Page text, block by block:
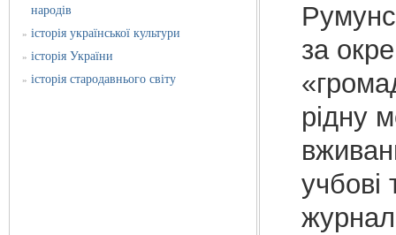
народів
» історія української культури
» історія України
» історія стародавнього світу
за
рідну
учбові